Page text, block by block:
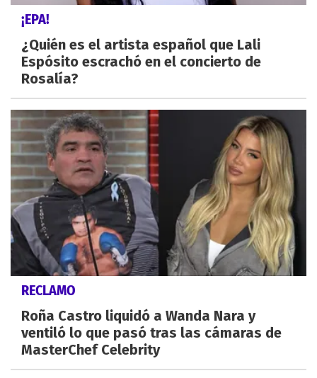
¡EPA!
¿Quién es el artista español que Lali
Espósito escrachó en el concierto de
Rosalía?
RECLAMO
Roña Castro liquidó a Wanda Nara y
ventiló lo que pasó tras las cámaras de
MasterChef Celebrity